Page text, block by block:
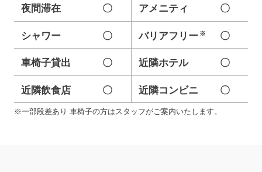
夜間滞在 〇 アメニティ 〇
シャワー 〇 バリアフリー ※ 〇
車椅子貸出 〇 近隣ホテル 〇
近隣飲食店 〇 近隣コンビニ 〇
※一部段差あり 車椅子の方はスタッフがご案内いたします。